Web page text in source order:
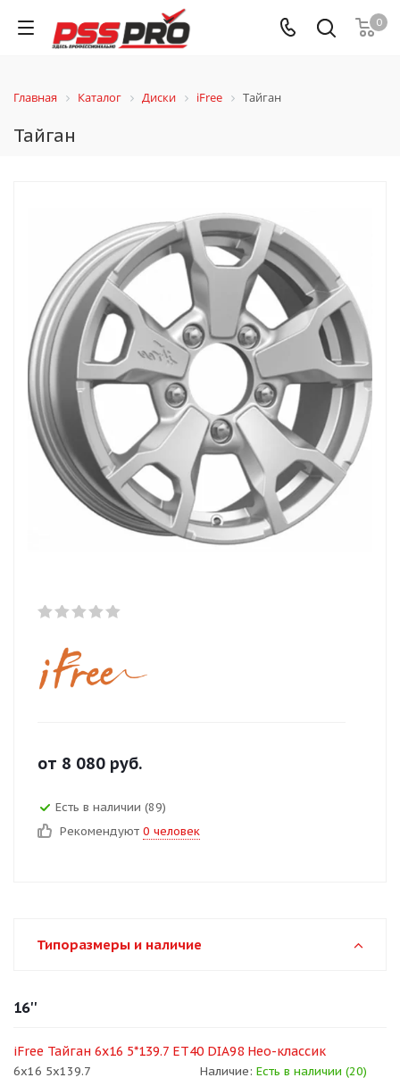
0
Главная Каталог Диски iFree Тайган
Тайган
от 8 080 руб.
Есть в наличии (89)
Рекомендуют 0 человек
Типоразмеры и наличие
16''
iFree Тайган 6x16 5*139.7 ET40 DIA98 Нео-классик
6x16 5x139.7 Наличие: Есть в наличии (20)